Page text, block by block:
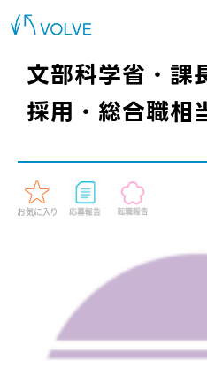
文部科学省・課
採用・総合職相